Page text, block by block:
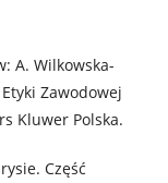
A. Wilkowska-
Zawodowej
Kluwer Polska.
Część